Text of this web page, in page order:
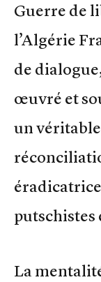
Guerre de
l’Algérie
de
œuvré et
un
putschistes
La